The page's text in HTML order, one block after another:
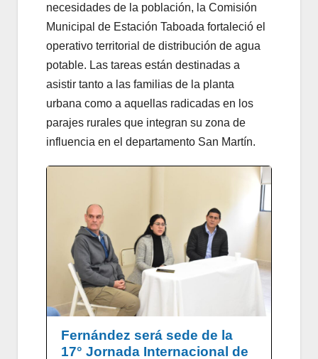
necesidades de la población, la Comisión
Municipal de Estación Taboada fortaleció el
operativo territorial de distribución de agua
potable. Las tareas están destinadas a
asistir tanto a las familias de la planta
urbana como a aquellas radicadas en los
parajes rurales que integran su zona de
influencia en el departamento San Martín.
Fernández será sede de la
17° Jornada Internacional de